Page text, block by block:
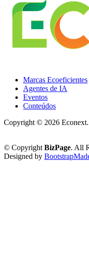
Marcas Ecoeficientes
Agentes de IA
Eventos
Conteúdos
Copyright © 2026
© Copyright BizPage. All
Designed by